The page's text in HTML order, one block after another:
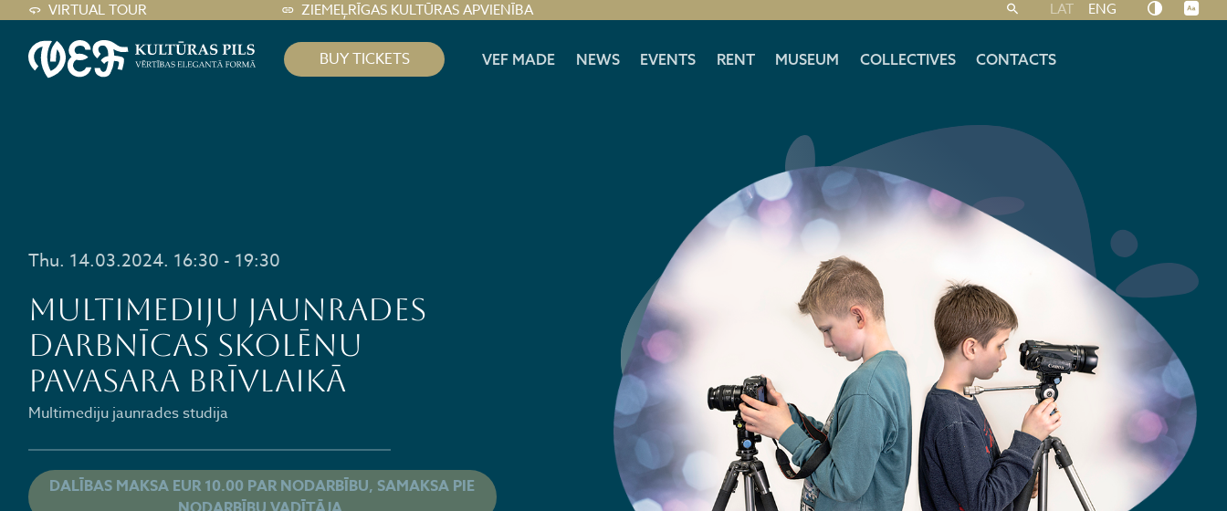
VIRTUAL TOUR ZIEMEĻRĪGAS KULTŪRAS APVIENĪBA LAT ENG
BUY TICKETS VEF MADE NEWS EVENTS RENT MUSEUM COLLECTIVES CONTACTS
Thu. 14.03.2024. 16:30 - 19:30
Multimediju jaunrades
darbnīcas skolēnu
pavasara brīvlaikā
Multimediju jaunrades studija
DALĪBAS MAKSA EUR 10.00 PAR NODARBĪBU, SAMAKSA PIE